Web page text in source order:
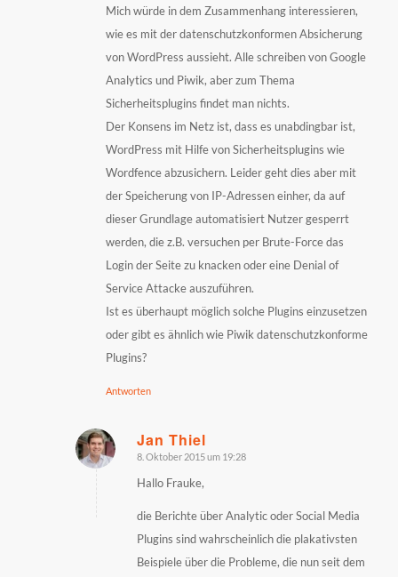
Mich würde in dem Zusammenhang interessieren,
wie es mit der datenschutzkonformen Absicherung
von WordPress aussieht. Alle schreiben von Google
Analytics und Piwik, aber zum Thema
Sicherheitsplugins findet man nichts.
Der Konsens im Netz ist, dass es unabdingbar ist,
WordPress mit Hilfe von Sicherheitsplugins wie
Wordfence abzusichern. Leider geht dies aber mit
der Speicherung von IP-Adressen einher, da auf
dieser Grundlage automatisiert Nutzer gesperrt
werden, die z.B. versuchen per Brute-Force das
Login der Seite zu knacken oder eine Denial of
Service Attacke auszuführen.
Ist es überhaupt möglich solche Plugins einzusetzen
oder gibt es ähnlich wie Piwik datenschutzkonforme
Plugins?
Antworten
Jan Thiel
sagte:
8. Oktober 2015 um 19:28
Hallo Frauke,
die Berichte über Analytic oder Social Media
Plugins sind wahrscheinlich die plakativsten
Beispiele über die Probleme, die nun seit dem